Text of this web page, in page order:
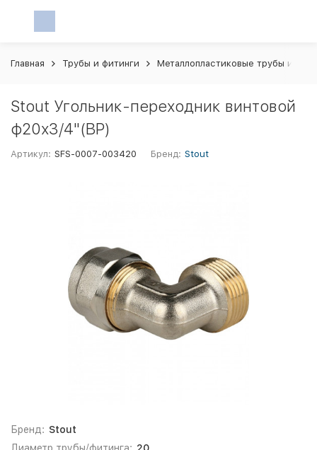
Главная Трубы и фитинги Металлопластиковые трубы и
Stout Угольник-переходник винтовой
ф20х3/4"(ВР)
Артикул: SFS-0007-003420 Бренд: Stout
Бренд: Stout